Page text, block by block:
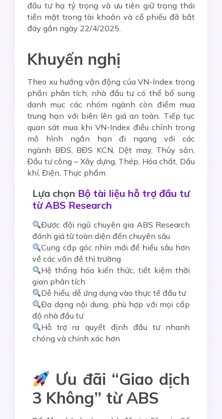
đầu tư hạ tỷ trọng và ưu tiên giữ trạng thái
tiền mặt trong tài khoản và cổ phiếu đã bắt
đáy gần ngày 22/4/2025.
Khuyến nghị
Theo xu hướng vận động của VN-Index trong
phần phân tích, nhà đầu tư có thể bổ sung
danh mục các nhóm ngành còn điểm mua
trung hạn với biên lên giá an toàn. Tiếp tục
quan sát mua khi VN-Index điều chỉnh trong
mô hình ngắn hạn đi ngang với các
ngành BĐS, BĐS KCN, Dệt may, Thủy sản,
Đầu tư công – Xây dựng, Thép, Hóa chất, Dầu
khí, Điện, Thực phẩm.
Lựa chọn Bộ tài liệu hỗ trợ đầu tư
từ ABS Research
Được đội ngũ chuyên gia ABS Research
đánh giá từ toàn diện đến chuyên sâu
Cung cấp góc nhìn mới để hiểu sâu hơn
về các vấn đề thị trường
Hệ thống hóa kiến thức, tiết kiệm thời
gian phân tích
Dễ hiểu, dễ ứng dụng vào thực tế đầu tư
Đa dạng nội dung, phù hợp với mọi cấp
độ nhà đầu tư
Hỗ trợ ra quyết định đầu tư nhanh
chóng và chính xác hơn
Ưu đãi “Giao dịch
3 Không” từ ABS